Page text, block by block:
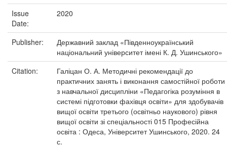
Issue
Date:
2020
Publisher:
Державний заклад «Південноукраїнський
національний університет імені К. Д. Ушинського»
Citation:
Галіцан О. А. Методичні рекомендації до
практичних занять і виконання самостійної роботи
з навчальної дисципліни «Педагогіка розуміння в
системі підготовки фахівця освіти» для здобувачів
вищої освіти третього (освітньо наукового) рівня
вищої освіти зі спеціальності 015 Професійна
освіта : Одеса, Університет Ушинського, 2020. 24
с.